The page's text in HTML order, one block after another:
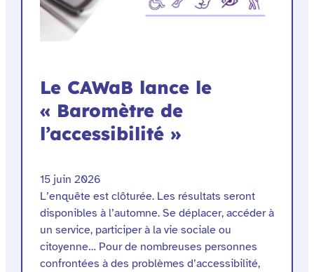
Le CAWaB lance le
« Baromètre de
l’accessibilité »
15 juin 2026
L’enquête est clôturée. Les résultats seront
disponibles à l’automne. Se déplacer, accéder à
un service, participer à la vie sociale ou
citoyenne… Pour de nombreuses personnes
confrontées à des problèmes d’accessibilité,